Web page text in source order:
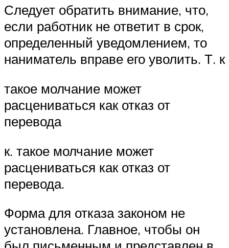
Следует обратить внимание, что,
если работник не ответит в срок,
определенный уведомлением, то
наниматель вправе его уволить. Т. к
такое молчание может
расцениваться как отказ от
перевода
к. такое молчание может
расцениваться как отказ от
перевода.
Форма для отказа законом не
установлена. Главное, чтобы он